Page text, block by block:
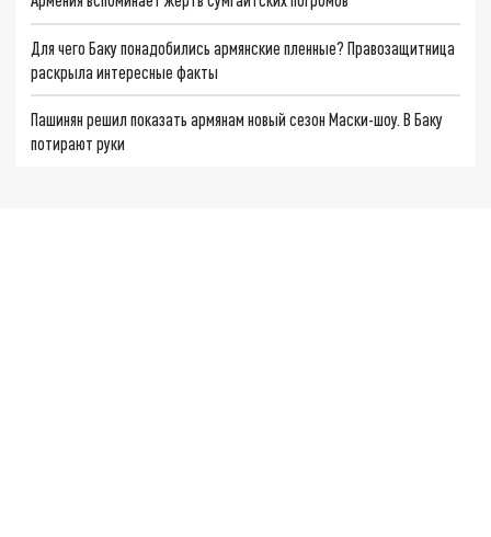
Для чего Баку понадобились армянские пленные? Правозащитница
раскрыла интересные факты
Пашинян решил показать армянам новый сезон Маски-шоу. В Баку
потирают руки